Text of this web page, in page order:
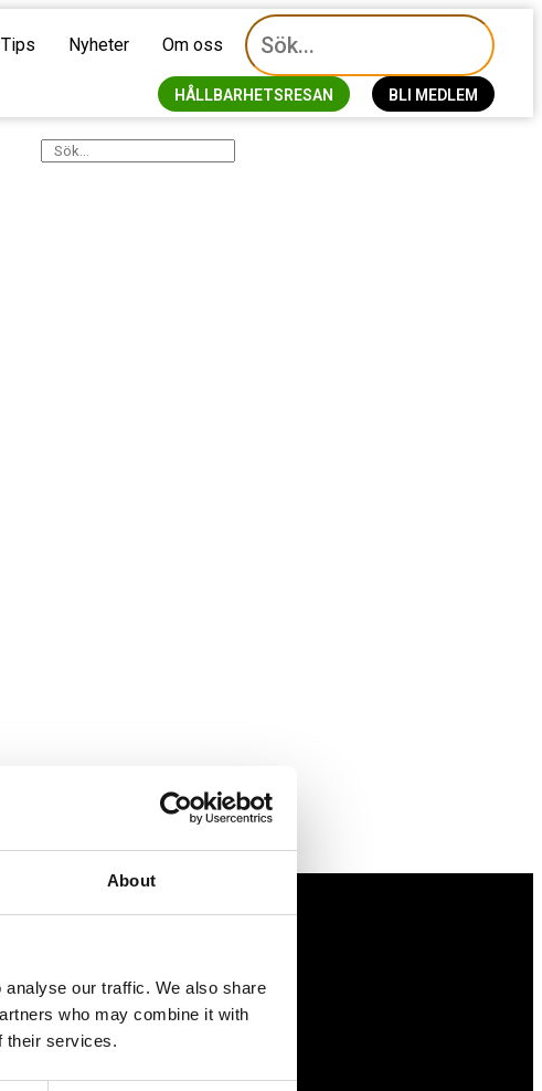
About
our traffic. We also share
who may combine it with
their services.
Tips Nyheter Om oss
HÅLLBARHETSRESAN BLI MEDLEM
Förmåner
Försäkringar
Rådgivning